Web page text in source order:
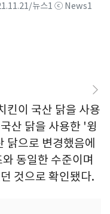
뉴스1 ⓒ News1
킨이 국산 닭을 사용
산 닭을 사용한 '윙
닭으로 변경했음에
동일한 수준이며
것으로 확인됐다.